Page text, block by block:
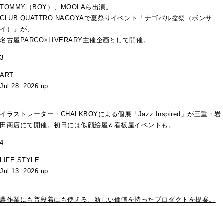
TOMMY（BOY）、MOOLAら出演。
CLUB QUATTRO NAGOYAで夏祭りイベント「ナゴパル盆祭（ボンサ
イ）」が、
名古屋PARCO×LIVERARY主催企画として開催。
3
ART
Jul 28. 2026 up
イラストレーター・CHALKBOYによる個展「Jazz Inspired」が三重・岩
田商店にて開催。初日には似顔絵屋＆看板屋イベントも。
4
LIFE STYLE
Jul 13. 2026 up
農作業にも普段着にも使える、新しい価値を持ったプロダクトを提案。